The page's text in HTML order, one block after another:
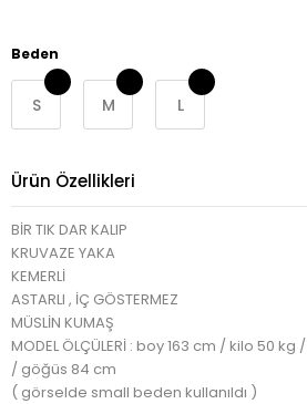
Beden
S M L
Ürün Özellikleri
BİR TIK DAR KALIP
KRUVAZE YAKA
KEMERLİ
ASTARLI , İÇ GÖSTERMEZ
MÜSLİN KUMAŞ
MODEL ÖLÇÜLERİ : boy 163 cm / kilo 50
/ göğüs 84 cm
( görselde small beden kullanıldı )